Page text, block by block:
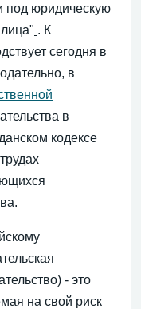
под юридическую
. К
сегодня в
в
в
кодексе
- это
на свой риск